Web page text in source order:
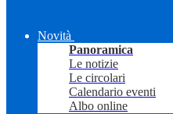
Novità
Panoramica
Le notizie
Le circolari
Calendario eventi
Albo online